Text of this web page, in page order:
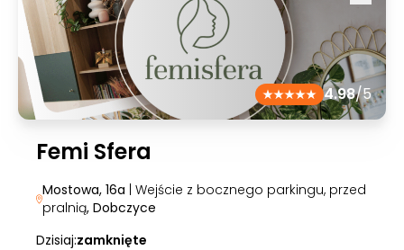
4.98/5
Femi Sfera
Mostowa, 16a | Wejście z bocznego parkingu, przed
pralnią, Dobczyce
Dzisiaj:zamknięte